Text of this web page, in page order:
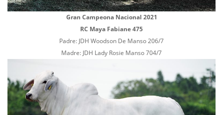
Gran Campeona Nacional 2021
RC Maya Fabiane 475
Padre: JDH Woodson De Manso 206/7
Madre: JDH Lady Rosie Manso 704/7